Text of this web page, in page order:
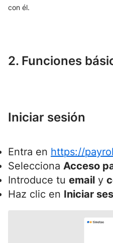
con él.
2. Funciones
Iniciar sesión
Entra en https://
Selecciona Acceso
Introduce tu email y
Haz clic en Iniciar